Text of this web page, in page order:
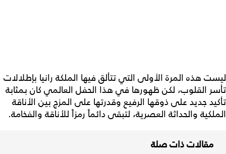
ليست هذه المرة الأولى التي تتألق فيها الملكة رانيا بإطلالات
تأسر القلوب، لكن ظهورها في هذا الحفل العالمي كان بمثابة
تأكيد جديد على ذوقها الرفيع وقدرتها على المزج بين الأناقة
الملكية والحداثة العصرية، لتبقى دائماً رمزاً للأناقة والفخامة.
مقالات ذات صلة